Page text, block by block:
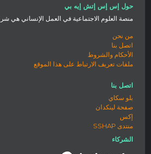
حول إس إس إتش إيه بي
منصة العلوم الاجتماعية في العمل الإنساني هي
من نحن
اتصل بنا
الأحكام والشروط
ملفات تعريف الارتباط على هذا الموقع
اتصل بنا
بلو سكاي
صفحة لينكدان
إكس
منتدى SSHAP
الشركاء